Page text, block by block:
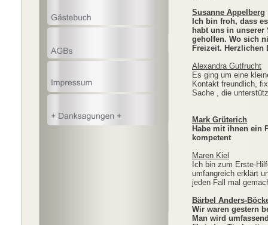
Susanne Appelberg
Ich bin froh, dass
habt uns in
geholfen. Wo sich
Freizeit. Herzlichen
Alexandra Gutfrucht
Es ging um eine
Kontakt freundlich,
Sache , die
Mark Grüterich
Habe mit ihnen ein
kompetent
Maren Kiel
Ich bin zum Erste-
umfangreich erklärt
jeden Fall mal
Bärbel Anders-
Wir waren gestern
Man wird